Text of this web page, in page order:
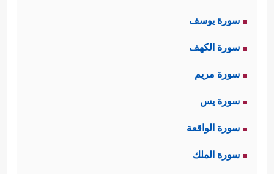
سورة يوسف
سورة الكهف
سورة مريم
سورة يس
سورة الواقعة
سورة الملك